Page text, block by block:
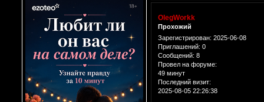
OlegWorkk
Прохожий
Зарегистрирован: 2025-06-08
Приглашений: 0
Сообщений: 8
Провел на форуме:
49 минут
Последний визит:
2025-08-05 22:26:38